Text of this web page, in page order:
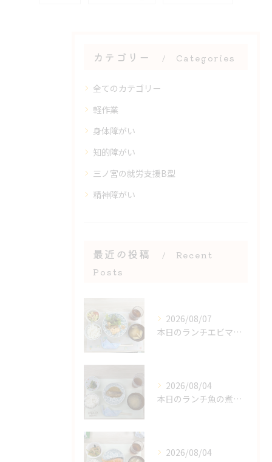
カテゴリー Categories
全てのカテゴリー
軽作業
身体障がい
知的障がい
三ノ宮の就労支援B型
精神障がい
最近の投稿
Recent
Posts
2026/08/07
本日のランチエビマヨ＆エビのアヒージョ
2026/08/04
本日のランチ魚の煮付け
2026/08/04